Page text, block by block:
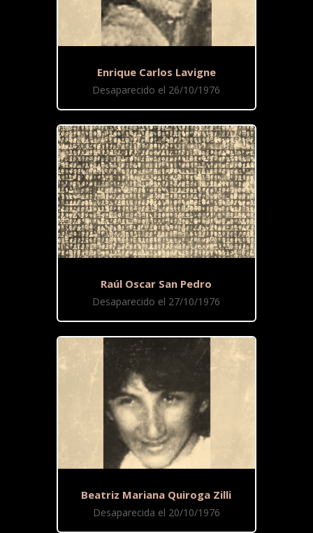
Enrique Carlos Lavigne
Desaparecido el 26/10/1976
Raúl Oscar San Pedro
Desaparecido el 27/10/1976
Beatriz Mariana Quiroga Zilli
Desaparecida el 20/10/1976